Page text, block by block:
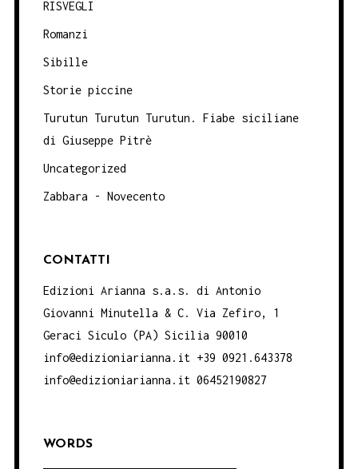
RISVEGLI
Romanzi
Sibille
Storie piccine
Turutun Turutun Turutun. Fiabe siciliane
di Giuseppe Pitrè
Uncategorized
Zabbara - Novecento
CONTATTI
Edizioni Arianna s.a.s. di Antonio
Giovanni Minutella & C. Via Zefiro, 1
Geraci Siculo (PA) Sicilia 90010
info@edizioniarianna.it +39 0921.643378
info@edizioniarianna.it 06452190827
WORDS